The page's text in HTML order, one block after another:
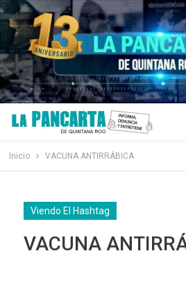
Inicio VACUNA ANTIRRÁBICA
Viendo El Hashtag
VACUNA